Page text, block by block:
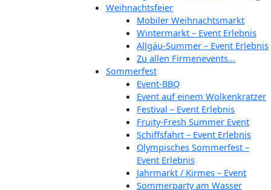
Weihnachtsfeier
Mobiler Weihnachtsmarkt
Wintermarkt – Event Erlebnis
Allgäu-Summer – Event Erlebnis
Zu allen Firmenevents…
Sommerfest
Event-BBQ
Event auf einem Wolkenkratzer
Festival – Event Erlebnis
Fruity-Fresh Summer Event
Schiffsfahrt – Event Erlebnis
Olympisches Sommerfest –
Event Erlebnis
Jahrmarkt / Kirmes – Event
Sommerparty am Wasser